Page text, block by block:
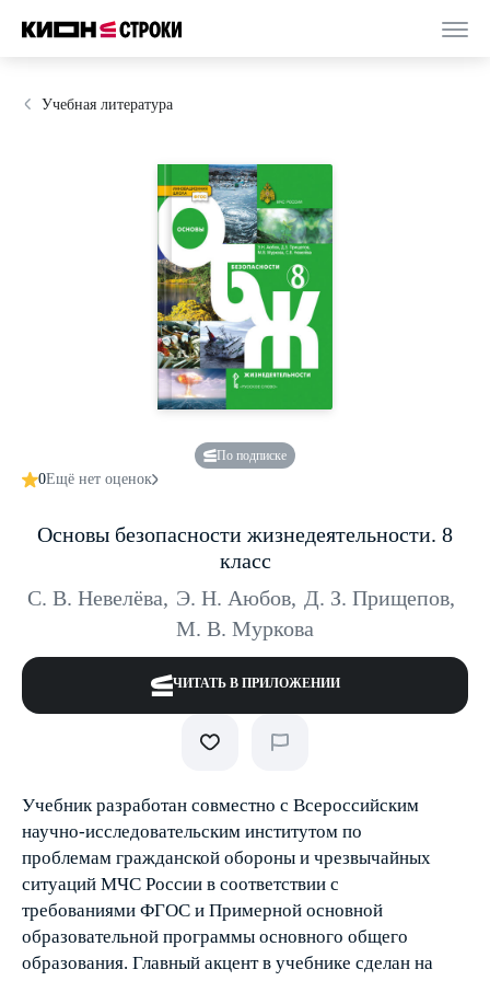
Учебная литература
По подписке
0Ещё нет оценок
Основы безопасности жизнедеятельности. 8
класс
С. В. Невелёва, Э. Н. Аюбов, Д. З. Прищепов,
М. В. Муркова
ЧИТАТЬ В ПРИЛОЖЕНИИ
Учебник разработан совместно с Всероссийским
научно-исследовательским институтом по
проблемам гражданской обороны и чрезвычайных
ситуаций МЧС России в соответствии с
требованиями ФГОС и Примерной основной
образовательной программы основного общего
образования. Главный акцент в учебнике сделан на